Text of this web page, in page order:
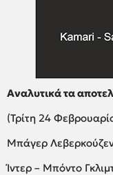
Αναλυτικά τα
(Τρίτη 24
Μπάγερ
Ίντερ – Μπόντο